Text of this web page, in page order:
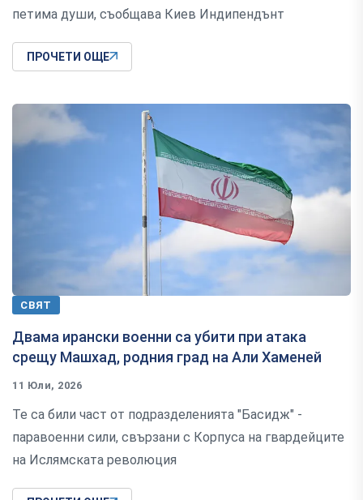
петима души, съобщава Киев Индипендънт
ПРОЧЕТИ ОЩЕ
СВЯТ
Двама ирански военни са убити при атака
срещу Машхад, родния град на Али Хаменей
11 Юли, 2026
Те са били част от подразделенията "Басидж" -
паравоенни сили, свързани с Корпуса на гвардейците
на Ислямската революция